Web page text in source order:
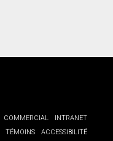
COMMERCIAL
INTRANET
TÉMOINS ACCESSIBILITÉ